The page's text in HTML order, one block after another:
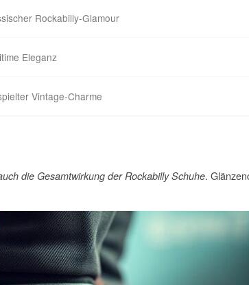
Rockabilly-Glamour
Eleganz
Vintage-Charme
die Gesamtwirkung der Rockabilly Schuhe.